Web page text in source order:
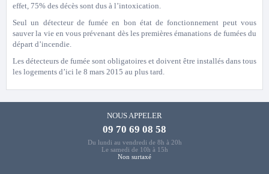
effet, 75% des décès sont dus à l’intoxication.
Seul un détecteur de fumée en bon état de fonctionnement peut vous
sauver la vie en vous prévenant dès les premières émanations de fumées du
départ d’incendie.
Les détecteurs de fumée sont obligatoires et doivent être installés dans tous
les logements d’ici le 8 mars 2015 au plus tard.
NOUS APPELER
09 70 69 08 58
Du lundi au vendredi de 8h à 20h
Le samedi de 10h à 15h
Non surtaxé